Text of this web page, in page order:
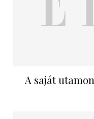
A saját utamon